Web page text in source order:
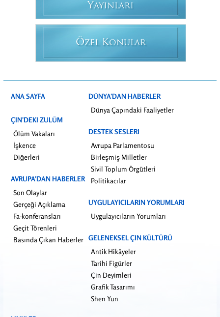
YAYINLARI
ÖZEL KONULAR
ANA SAYFA
ÇIN’DEKI ZULÜM
Ölüm Vakaları
İşkence
Diğerleri
AVRUPA’DAN HABERLER
Son Olaylar
Gerçeği Açıklama
Fa-konferansları
Geçit Törenleri
Basında Çıkan Haberler
DÜNYA’DAN HABERLER
Dünya Çapındaki Faaliyetler
DESTEK SESLERI
Avrupa Parlamentosu
Birleşmiş Milletler
Sivil Toplum Örgütleri
Politikacılar
UYGULAYICILARIN YORUMLARI
Uygulayıcıların Yorumları
GELENEKSEL ÇIN KÜLTÜRÜ
Antik Hikâyeler
Tarihi Figürler
Çin Deyimleri
Grafik Tasarımı
Shen Yun